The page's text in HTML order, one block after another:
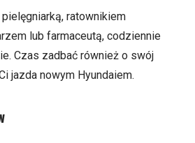
ratownikiem
lub farmaceutą, codziennie
Czas zadbać również o swój
jazda nowym Hyundaiem.